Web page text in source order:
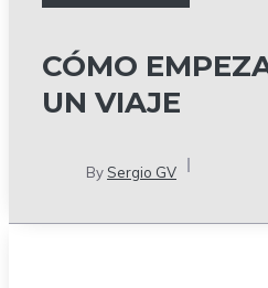
CÓMO
UN VIAJE
By Sergio GV